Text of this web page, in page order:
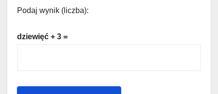
Podaj wynik (liczba):
dziewięć + 3 =